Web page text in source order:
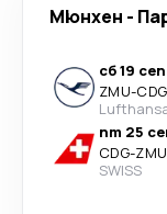
Мюнхен -
сб 19 сеп
ZMU-CDG
пт 25
CDG-ZMU
SWISS